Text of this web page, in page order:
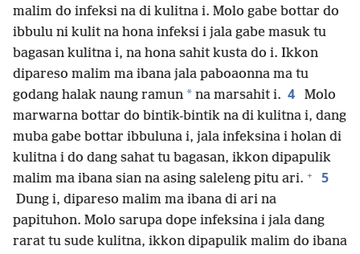
malim do infeksi na di kulitna i. Molo gabe bottar do
ibbulu ni kulit na hona infeksi i jala gabe masuk tu
bagasan kulitna i, na hona sahit kusta do i. Ikkon
dipareso malim ma ibana jala paboaonna ma tu
godang halak naung ramun * na marsahit i. 4
Molo
marwarna bottar do bintik-bintik na di kulitna i, dang
muba gabe bottar ibbuluna i, jala infeksina i holan di
kulitna i do dang sahat tu bagasan, ikkon dipapulik
malim ma ibana sian na asing saleleng pitu ari. + 5
Dung i, dipareso malim ma ibana di ari na
papituhon. Molo sarupa dope infeksina i jala dang
rarat tu sude kulitna, ikkon dipapulik malim do ibana